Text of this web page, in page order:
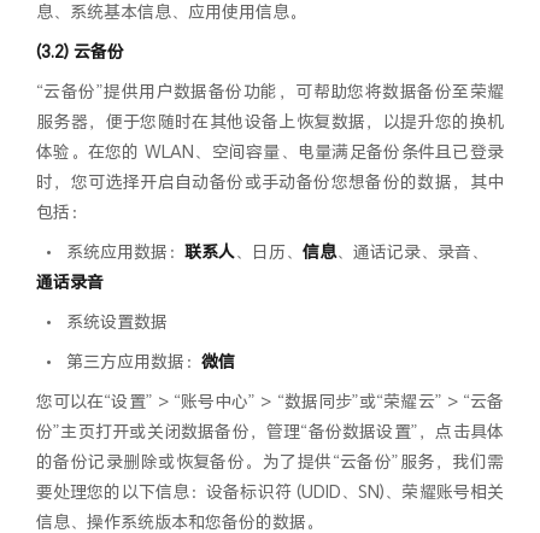
息、系统基本信息、应用使用信息。
(3.2) 云备份
“云备份”提供用户数据备份功能，可帮助您将数据备份至荣耀
服务器，便于您随时在其他设备上恢复数据，以提升您的换机
体验。在您的 WLAN、空间容量、电量满足备份条件且已登录
时，您可选择开启自动备份或手动备份您想备份的数据，其中
包括：
•
系统应用数据：联系人、日历、信息、通话记录、录音、
通话录音
•
系统设置数据
•
第三方应用数据：微信
您可以在“设置” > “账号中心” > “数据同步”或“荣耀云” > “云备
份”主页打开或关闭数据备份，管理“备份数据设置”，点击具体
的备份记录删除或恢复备份。为了提供“云备份”服务，我们需
要处理您的以下信息：设备标识符 (UDID、SN)、荣耀账号相关
信息、操作系统版本和您备份的数据。